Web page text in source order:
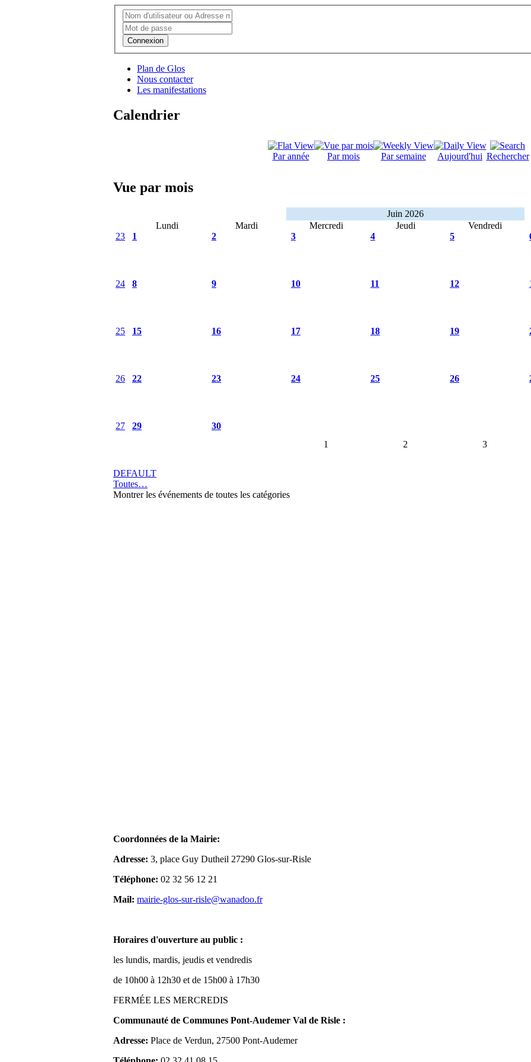
Connexion
Plan de Glos
Nous contacter
Les manifestations
Calendrier
Par année Par mois Par semaine Aujourd'hui Rechercher
Vue par mois
Juin 2026
Lundi
Mardi Mercredi Jeudi Vendredi
23
1 2 3 4 5
24 8 9 10 11 12
25 15 16 17 18 19
26 22 23 24 25 26
27 29
30
1
2 3
DEFAULT
Toutes…
Montrer les événements de toutes les catégories
Coordonnées de la Mairie:
Adresse: 3, place Guy Dutheil 27290 Glos-sur-Risle
Téléphone: 02 32 56 12 21
Mail: mairie-glos-sur-risle@wanadoo.fr
Horaires d'ouverture au public :
les lundis, mardis, jeudis et vendredis
de 10h00 à 12h30 et de 15h00 à 17h30
FERMÉE LES MERCREDIS
Communauté de Communes Pont-Audemer Val de Risle :
Adresse: Place de Verdun, 27500 Pont-Audemer